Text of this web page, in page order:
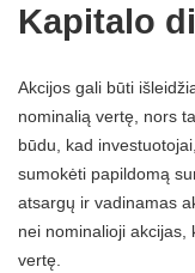
Kapitalo
Akcijos gali būti
nominalią vertę, nors
būdu, kad
sumokėti papildomą
atsargų ir vadinamas
nei nominalioji akcijas,
vertę.